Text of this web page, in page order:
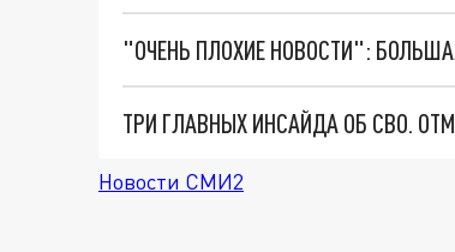
Новости СМИ2